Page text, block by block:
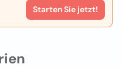
Starten Sie jetzt!